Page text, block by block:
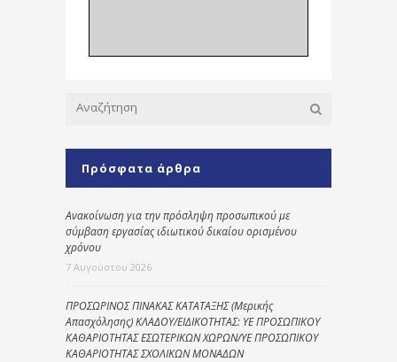
Πρόσφατα άρθρα
Ανακοίνωση για την πρόσληψη προσωπικού με
σύμβαση εργασίας ιδιωτικού δικαίου ορισμένου
χρόνου
7 Αυγούστου 2026
ΠΡΟΣΩΡΙΝΟΣ ΠΙΝΑΚΑΣ ΚΑΤΑΤΑΞΗΣ (Μερικής
Απασχόλησης) ΚΛΑΔΟΥ/ΕΙΔΙΚΟΤΗΤΑΣ: ΥΕ ΠΡΟΣΩΠΙΚΟΥ
ΚΑΘΑΡΙΟΤΗΤΑΣ ΕΣΩΤΕΡΙΚΩΝ ΧΩΡΩΝ/ΥΕ ΠΡΟΣΩΠΙΚΟΥ
ΚΑΘΑΡΙΟΤΗΤΑΣ ΣΧΟΛΙΚΩΝ ΜΟΝΑΔΩΝ